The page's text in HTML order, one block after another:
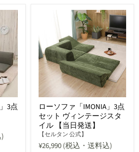
3点
ローソファ「IMONIA」3点
セット ヴィンテージスタ
イル 【当日発送】
【セルタン 公式】
¥26,990(税込・送料込)